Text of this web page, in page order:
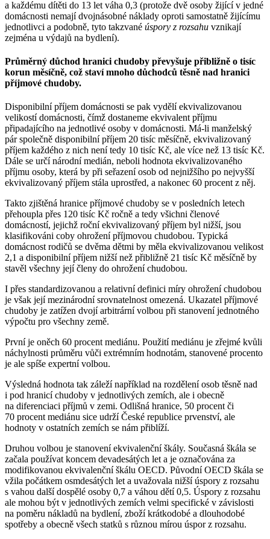
a každému dítěti do 13 let váha 0,3 (protože dvě osoby žijící v jedné
domácnosti nemají dvojnásobné náklady oproti samostatně žijícímu
jednotlivci a podobně, tyto takzvané úspory z rozsahu vznikají
zejména u výdajů na bydlení).
Průměrný důchod hranici chudoby převyšuje přibližně o tisíc
korun měsíčně, což staví mnoho důchodců těsně nad hranici
příjmové chudoby.
Disponibilní příjem domácnosti se pak vydělí ekvivalizovanou
velikostí domácnosti, čímž dostaneme ekvivalent příjmu
připadajícího na jednotlivé osoby v domácnosti. Má-li manželský
pár společně disponibilní příjem 20 tisíc měsíčně, ekvivalizovaný
příjem každého z nich není tedy 10 tisíc Kč, ale více než 13 tisíc Kč.
Dále se určí národní medián, neboli hodnota ekvivalizovaného
příjmu osoby, která by při seřazení osob od nejnižšího po nejvyšší
ekvivalizovaný příjem stála uprostřed, a nakonec 60 procent z něj.
Takto zjištěná hranice příjmové chudoby se v posledních letech
přehoupla přes 120 tisíc Kč ročně a tedy všichni členové
domácností, jejichž roční ekvivalizovaný příjem byl nižší, jsou
klasifikováni coby ohrožení příjmovou chudobou. Typická
domácnost rodičů se dvěma dětmi by měla ekvivalizovanou velikost
2,1 a disponibilní příjem nižší než přibližně 21 tisíc Kč měsíčně by
stavěl všechny její členy do ohrožení chudobou.
I přes standardizovanou a relativní definici míry ohrožení chudobou
je však její mezinárodní srovnatelnost omezená. Ukazatel příjmové
chudoby je zatížen dvojí arbitrární volbou při stanovení jednotného
výpočtu pro všechny země.
První je oněch 60 procent mediánu. Použití mediánu je zřejmé kvůli
náchylnosti průměru vůči extrémním hodnotám, stanovené procento
je ale spíše expertní volbou.
Výsledná hodnota tak záleží například na rozdělení osob těsně nad
i pod hranicí chudoby v jednotlivých zemích, ale i obecně
na diferenciaci příjmů v zemi. Odlišná hranice, 50 procent či
70 procent mediánu sice udrží České republice prvenství, ale
hodnoty v ostatních zemích se nám přiblíží.
Druhou volbou je stanovení ekvivalenční škály. Současná škála se
začala používat koncem devadesátých let a je označována za
modifikovanou ekvivalenční škálu OECD. Původní OECD škála se
vžila počátkem osmdesátých let a uvažovala nižší úspory z rozsahu
s vahou další dospělé osoby 0,7 a váhou dětí 0,5. Úspory z rozsahu
ale mohou být v jednotlivých zemích velmi specifické v závislosti
na poměru nákladů na bydlení, zboží krátkodobé a dlouhodobé
spotřeby a obecně všech statků s různou mírou úspor z rozsahu.